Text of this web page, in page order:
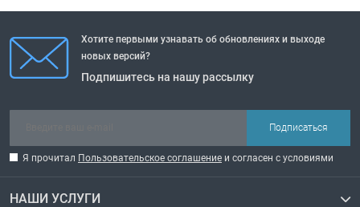
Хотите первыми узнавать об обновлениях и выходе
новых версий?
Подпишитесь на нашу рассылку
Подписаться
Я прочитал Пользовательское соглашение и согласен с условиями
НАШИ УСЛУГИ